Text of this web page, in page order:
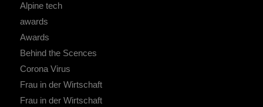
Alpine tech
awards
Awards
Behind the Scences
Corona Virus
Frau in der Wirtschaft
Frau in der Wirtschaft